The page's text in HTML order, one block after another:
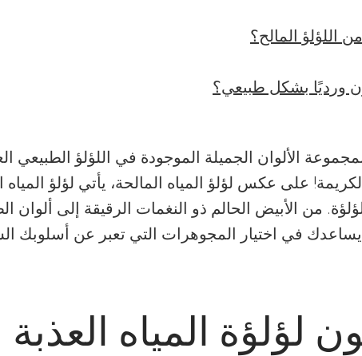
اللؤلؤ المالح؟
ورديًا بشكل طبيعي؟
الألوان الجميلة الموجودة في اللؤلؤ الطبيعي
على عكس لؤلؤ المياه المالحة، يأتي لؤلؤ المياه
من الأبيض الحالم ذو النغمات الرقيقة إلى ألوان
يساعدك في اختيار المجوهرات التي تعبر عن
لؤلؤة المياه العذبة